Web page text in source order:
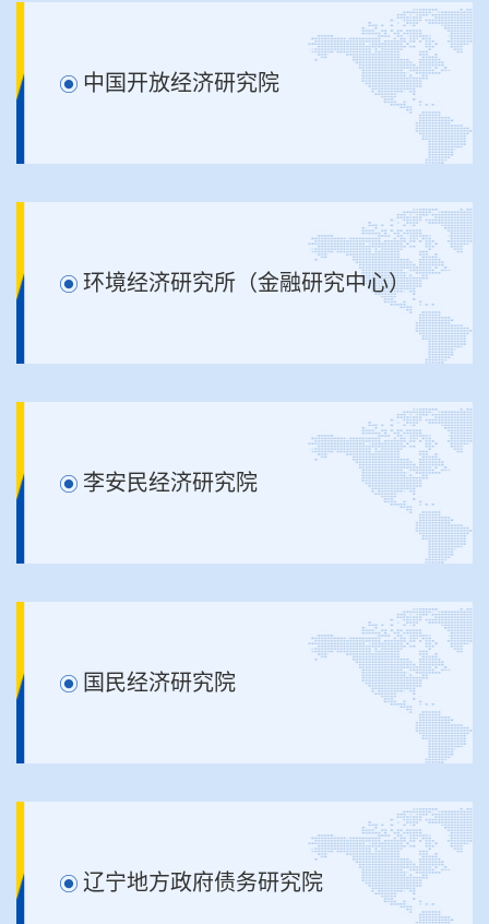
中国开放经济研究院
环境经济研究所（金融研究中心）
李安民经济研究院
国民经济研究院
辽宁地方政府债务研究院